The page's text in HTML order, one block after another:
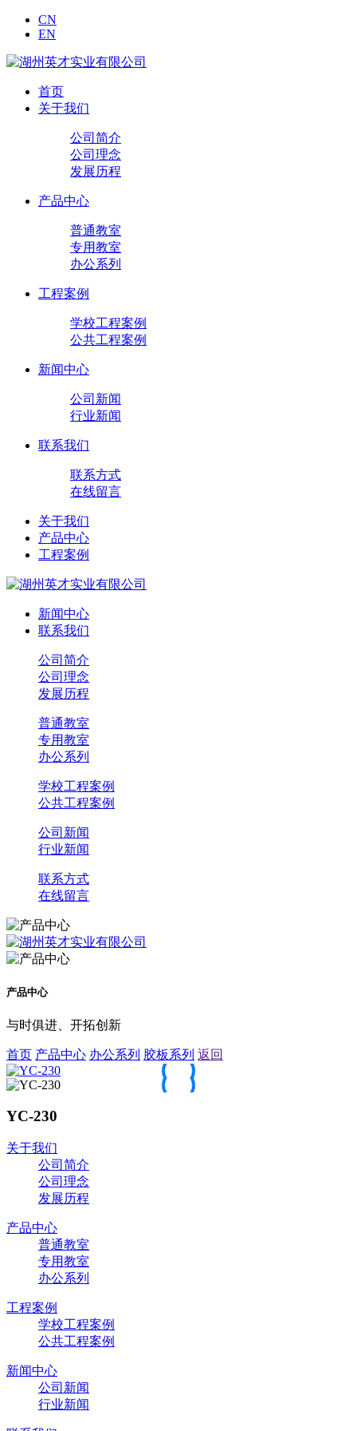
CN
EN
首页
关于我们
公司简介
公司理念
发展历程
产品中心
普通教室
专用教室
办公系列
工程案例
学校工程案例
公共工程案例
新闻中心
公司新闻
行业新闻
联系我们
联系方式
在线留言
关于我们
产品中心
工程案例
新闻中心
联系我们
公司简介
公司理念
发展历程
普通教室
专用教室
办公系列
学校工程案例
公共工程案例
公司新闻
行业新闻
联系方式
在线留言
产品中心
与时俱进、开拓创新
首页 产品中心 办公系列 胶板系列 返回
YC-230
关于我们
公司简介
公司理念
发展历程
产品中心
普通教室
专用教室
办公系列
工程案例
学校工程案例
公共工程案例
新闻中心
公司新闻
行业新闻